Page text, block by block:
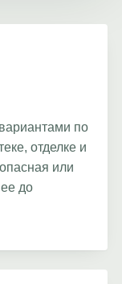
по
отделке и
или
до